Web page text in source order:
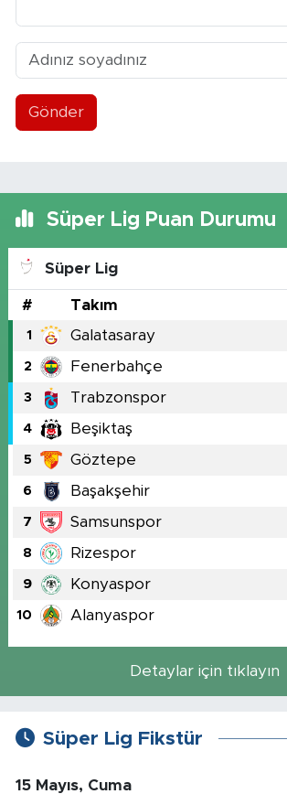
Gönder
Süper Lig Puan Durumu
Süper Lig
# Takım
1 Galatasaray
2 Fenerbahçe
3 Trabzonspor
4 Beşiktaş
5 Göztepe
6 Başakşehir
7 Samsunspor
8 Rizespor
9 Konyaspor
10 Alanyaspor
Detaylar için tıklayın
Süper Lig Fikstür
15 Mayıs, Cuma